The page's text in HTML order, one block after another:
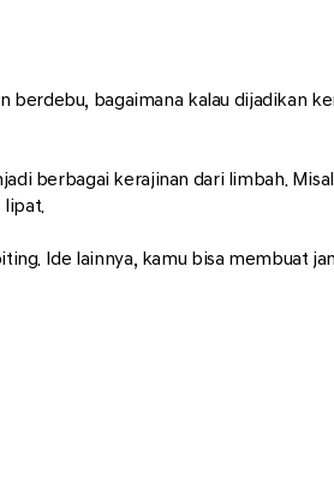
berdebu, bagaimana kalau dijadikan
berbagai kerajinan dari limbah.
lipat.
Ide lainnya, kamu bisa membuat